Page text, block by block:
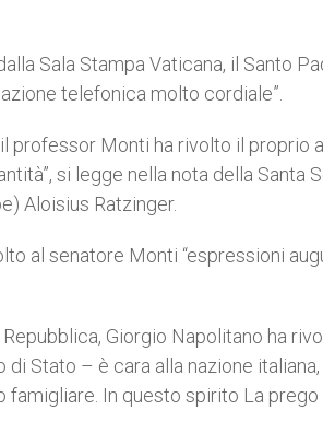
Sala Stampa Vaticana, il Santo
telefonica molto cordiale”.
professor Monti ha rivolto il proprio
si legge nella nota della
Aloisius Ratzinger.
al senatore Monti “espressioni
Giorgio Napolitano ha
Stato – è cara alla nazione
famigliare. In questo spirito La